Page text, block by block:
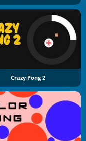
Crazy Pong 2